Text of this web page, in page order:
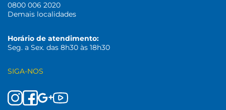
0800 006 2020
Demais localidades
Horário de atendimento:
Seg. a Sex. das 8h30 às 18h30
SIGA-NOS